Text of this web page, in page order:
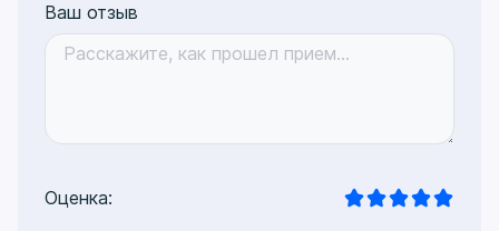
Оценка:
Ваш отзыв